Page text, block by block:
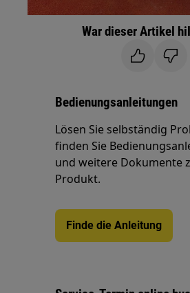
War dieser Artikel
Bedienungsanleitungen
Lösen Sie selbständig
finden Sie
und weitere Dokumente
Produkt.
Finde die Anleitung